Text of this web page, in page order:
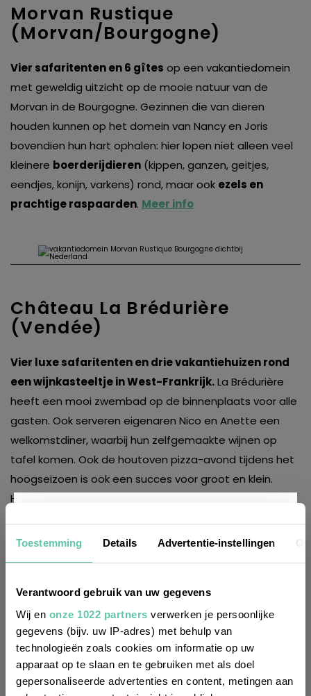
Toestemming Details Advertentie-instellingen
Verantwoord gebruik van uw gegevens
Wij en onze 1022 partners verwerken je persoonlijke
gegevens (bijv. uw IP-adres) met behulp van
technologieën zoals cookies om informatie op uw
apparaat op te slaan en te gebruiken met als doel
gepersonaliseerde advertenties en content, metingen aan
Morvan Rustique
(Morvan/Bourgogne)
Vier safaritenten en 6 gîtes op een vakantiedomein
met geweldig uitzicht op de mooie natuur van de
Morvan in de Bourgogne. Gezinnen die van dieren
houden kunnen op het domein van Nancy en Joris
bovendien hun hart ophalen: hier lopen niet alleen veel
kleinere boerderijdieren (kippen, ganzen, geitjes,
eendjes, konijn, varkens) rond, maar ook ezels en
prachtige raspaarden. Meer info
Château La Brédurière
(Vendée)
Vier luxe safaritenten en drie vakantiehuizen rond
een wijnkasteeltje in West-Frankrijk.La Brédurière
heeft een mooi zwembad op de binnenplaats voor alle
gasten. Ook serveren eigenaren Nico en Anette een
welkomstdiner, waarbij hun zelfgemaakte wijnen op
tafel komen. Ook de houtoven pizza-avond tijdens het
hoogseizoen is ook een succes voor groot en klein.
Heerlijke plek!
Domaine des Jarasses
(Creuse/Limousin)
Dit is een relaxed plekje in de groene Creuse. Je vindt
Nieuwsbrief
Wil je altijd als eerste op de hoogte zijn
van de laatste nieuwtjes, leuke adressen
en inspirerende tips voor Frankrijk? Meld
je dan aan voor onze 2-wekelijkse
nieuwsbrief. Zo gedaan!